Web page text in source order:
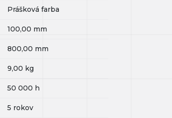
Prášková farba
100,00 mm
800,00 mm
9,00 kg
50 000 h
5 rokov